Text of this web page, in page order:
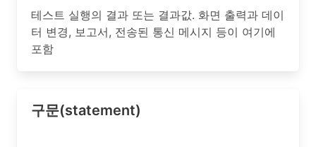
테스트 실행의 결과 또는 결과값. 화면 출력과 데이
터 변경, 보고서, 전송된 통신 메시지 등이 여기에
포함
구문(statement)